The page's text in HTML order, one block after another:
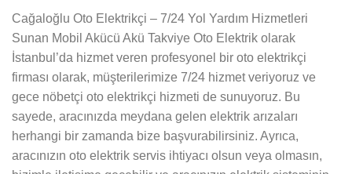
Cağaloğlu Oto Elektrikçi – 7/24 Yol Yardım Hizmetleri
Sunan Mobil Akücü Akü Takviye Oto Elektrik olarak
İstanbul’da hizmet veren profesyonel bir oto elektrikçi
firması olarak, müşterilerimize 7/24 hizmet veriyoruz ve
gece nöbetçi oto elektrikçi hizmeti de sunuyoruz. Bu
sayede, aracınızda meydana gelen elektrik arızaları
herhangi bir zamanda bize başvurabilirsiniz. Ayrıca,
aracınızın oto elektrik servis ihtiyacı olsun veya olmasın,